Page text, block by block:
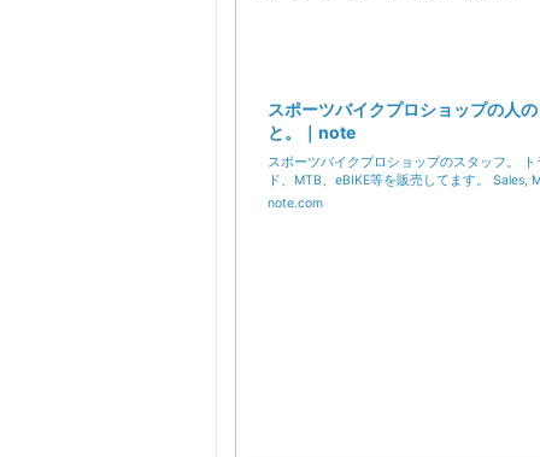
スポーツバイクプロショップの人
と。｜note
スポーツバイクプロショップのスタッフ。
ド、MTB、eBIKE等を販売してます。 Sales,
note.com